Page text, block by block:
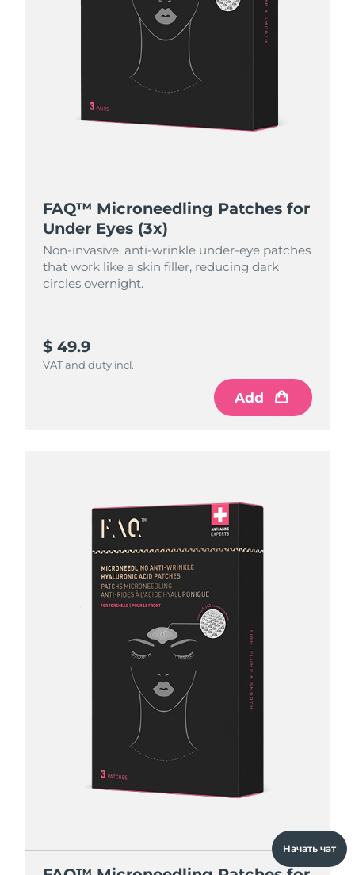
FAQ™ Microneedling Patches for
Under Eyes (3x)
Non-invasive, anti-wrinkle under-eye patches
that work like a skin filler, reducing dark
circles overnight.
$ 49.9
VAT and duty incl.
Add
Начать чат